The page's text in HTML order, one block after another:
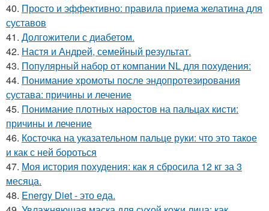
40. Просто и эффективно: правила приема желатина для
суставов
41. Долгожители с диабетом.
42. Настя и Андрей, семейный результат.
43. Популярный набор от компании NL для похудения:
44. Понимание хромоты после эндопротезирования
сустава: причины и лечение
45. Понимание плотных наростов на пальцах кисти:
причины и лечение
46. Косточка на указательном пальце руки: что это такое
и как с ней бороться
47. Моя история похудения: как я сбросила 12 кг за 3
месяца.
48. Energy Diet - это еда.